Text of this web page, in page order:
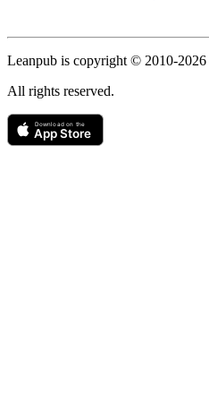
Leanpub is copyright © 2010-2026
All rights reserved.